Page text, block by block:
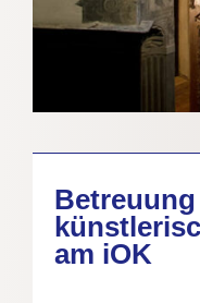
am iOK